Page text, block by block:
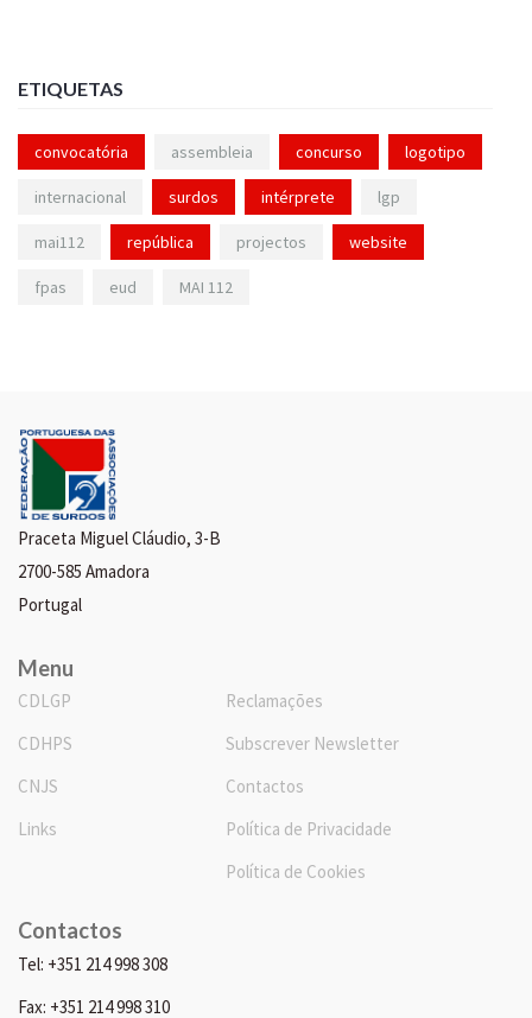
ETIQUETAS
convocatória assembleia concurso logotipo
internacional surdos intérprete lgp
mai112 república projectos website
fpas eud MAI 112
Praceta Miguel Cláudio, 3-B
2700-585 Amadora
Portugal
Menu
CDLGP
CDHPS
CNJS
Links
Reclamações
Subscrever Newsletter
Contactos
Política de Privacidade
Política de Cookies
Contactos
Tel: +351 214 998 308
Fax: +351 214 998 310